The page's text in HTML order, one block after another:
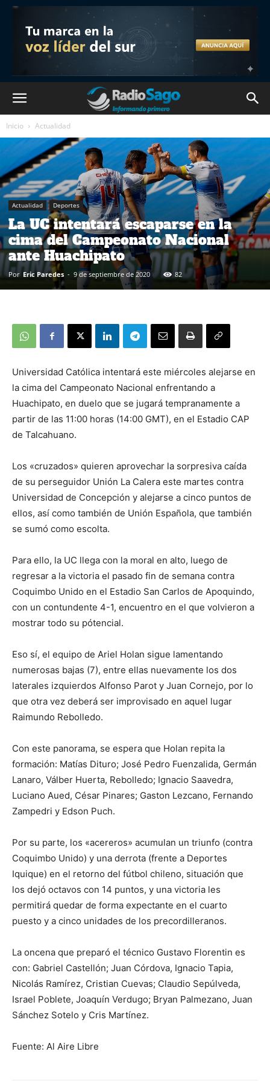
Inicio Actualidad
Actualidad Deportes
La UC intentará escaparse en la
cima del Campeonato Nacional
ante Huachipato
Por Eric Paredes - 9 de septiembre de 2020 82
Universidad Católica intentará este miércoles alejarse en
la cima del Campeonato Nacional enfrentando a
Huachipato, en duelo que se jugará tempranamente a
partir de las 11:00 horas (14:00 GMT), en el Estadio CAP
de Talcahuano.
Los «cruzados» quieren aprovechar la sorpresiva caída
de su perseguidor Unión La Calera este martes contra
Universidad de Concepción y alejarse a cinco puntos de
ellos, así como también de Unión Española, que también
se sumó como escolta.
Para ello, la UC llega con la moral en alto, luego de
regresar a la victoria el pasado fin de semana contra
Coquimbo Unido en el Estadio San Carlos de Apoquindo,
con un contundente 4-1, encuentro en el que volvieron a
mostrar todo su pótencial.
Eso sí, el equipo de Ariel Holan sigue lamentando
numerosas bajas (7), entre ellas nuevamente los dos
laterales izquierdos Alfonso Parot y Juan Cornejo, por lo
que otra vez deberá ser improvisado en aquel lugar
Raimundo Rebolledo.
Con este panorama, se espera que Holan repita la
formación: Matías Dituro; José Pedro Fuenzalida, Germán
Lanaro, Válber Huerta, Rebolledo; Ignacio Saavedra,
Luciano Aued, César Pinares; Gaston Lezcano, Fernando
Zampedri y Edson Puch.
Por su parte, los «acereros» acumulan un triunfo (contra
Coquimbo Unido) y una derrota (frente a Deportes
Iquique) en el retorno del fútbol chileno, situación que
los dejó octavos con 14 puntos, y una victoria les
permitirá quedar de forma expectante en el cuarto
puesto y a cinco unidades de los precordilleranos.
La oncena que preparó el técnico Gustavo Florentin es
con: Gabriel Castellón; Juan Córdova, Ignacio Tapia,
Nicolás Ramírez, Cristian Cuevas; Claudio Sepúlveda,
Israel Poblete, Joaquín Verdugo; Bryan Palmezano, Juan
Sánchez Sotelo y Cris Martínez.
Fuente: Al Aire Libre